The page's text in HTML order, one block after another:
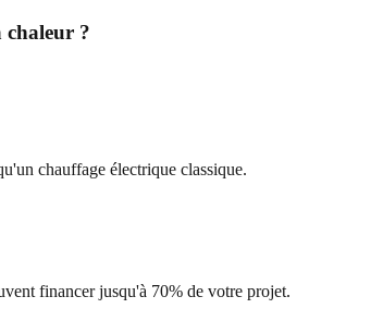
chaleur ?
chauffage électrique classique.
financer jusqu'à 70% de votre projet.